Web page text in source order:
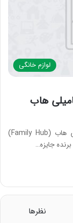
لوازم خانگی
هاب
شرکت سامسونگ از نسل جدید یخچال‌های فامیلی‌ هاب (Family Hub)
جایزه…
نظرها